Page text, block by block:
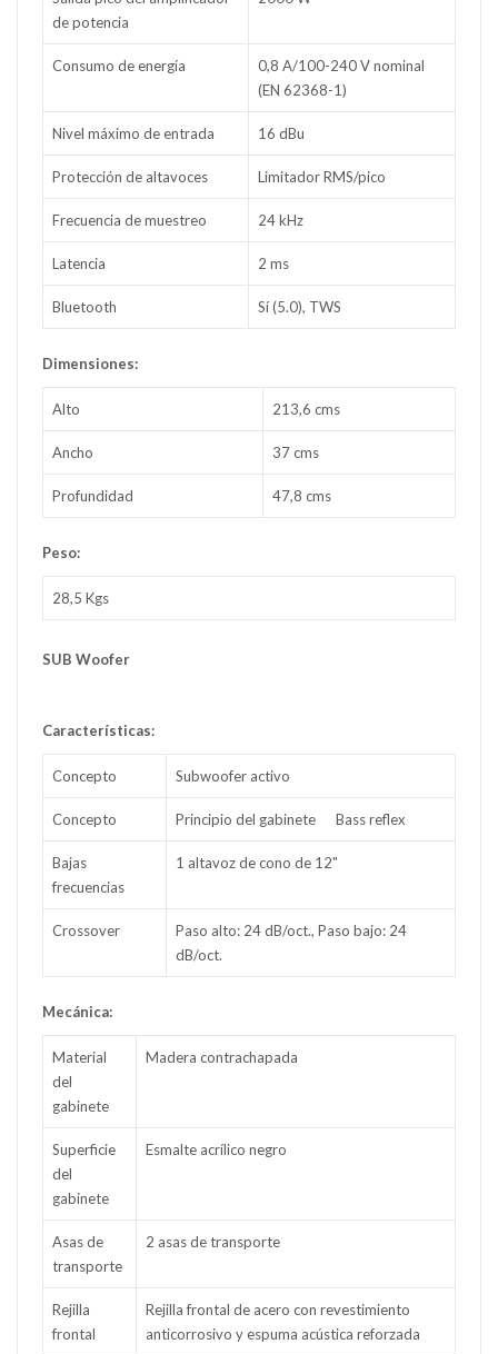
de potencia
Consumo de energía
0,8 A/100-240 V nominal
(EN 62368-1)
Nivel máximo de entrada 16 dBu
Protección de altavoces Limitador RMS/pico
Frecuencia de muestreo 24 kHz
Latencia 2 ms
Bluetooth Sí (5.0), TWS
Dimensiones:
Alto 213,6 cms
Ancho 37 cms
Profundidad 47,8 cms
Peso:
28,5 Kgs
SUB Woofer
Características:
Concepto Subwoofer activo
Concepto Principio del gabinete Bass reflex
Bajas
frecuencias
1 altavoz de cono de 12"
Crossover
Paso alto: 24 dB/oct., Paso bajo: 24
dB/oct.
Mecánica:
Material
del
gabinete
Madera contrachapada
Superficie
del
gabinete
Esmalte acrílico negro
Asas de
transporte
2 asas de transporte
Rejilla
frontal
Rejilla frontal de acero con revestimiento
anticorrosivo y espuma acústica reforzada